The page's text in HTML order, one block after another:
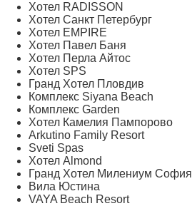
Хотел RADISSON
Хотел Санкт Петербург
Хотел EMPIRE
Хотел Павел Баня
Хотел Перла Айтос
Хотел SPS
Гранд Хотел Пловдив
Комплекс Siyana Beach
Комплекс Garden
Хотел Камелия Пампорово
Arkutino Family Resort
Sveti Spas
Хотел Almond
Гранд Хотел Милениум София
Вила Юстина
VAYA Beach Resort